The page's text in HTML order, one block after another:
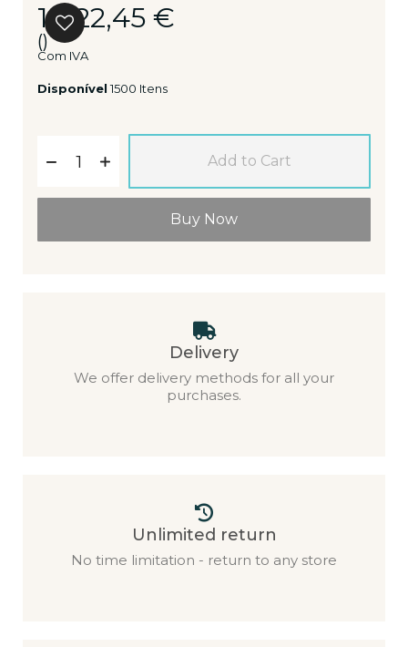
1 022,45 €
()
Com IVA
Disponível 1500 Itens
Add to Cart
Buy Now
Delivery
We offer delivery methods for all your
purchases.
Unlimited return
No time limitation - return to any store